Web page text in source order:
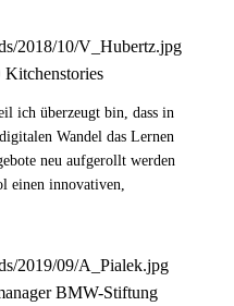
Kitchenstories
ich überzeugt bin, dass in
Wandel das Lernen
neu aufgerollt werden
einen innovativen,
BMW-Stiftung